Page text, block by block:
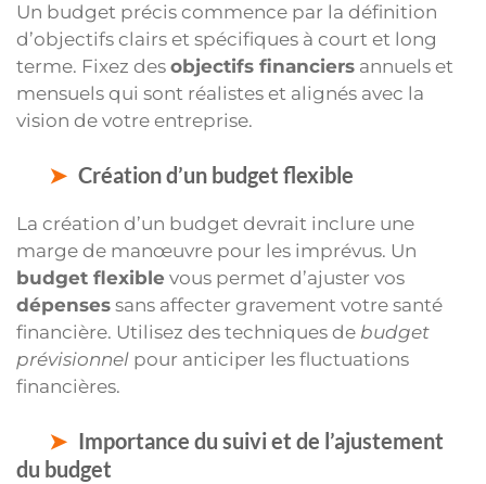
Un budget précis commence par la définition
d’objectifs clairs et spécifiques à court et long
terme. Fixez des objectifs financiers annuels et
mensuels qui sont réalistes et alignés avec la
vision de votre entreprise.
Création d’un budget flexible
La création d’un budget devrait inclure une
marge de manœuvre pour les imprévus. Un
budget flexible vous permet d’ajuster vos
dépenses sans affecter gravement votre santé
financière. Utilisez des techniques de budget
prévisionnel pour anticiper les fluctuations
financières.
Importance du suivi et de l’ajustement
du budget